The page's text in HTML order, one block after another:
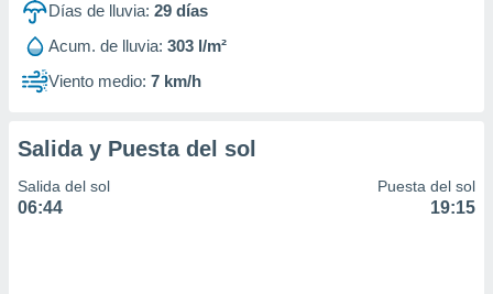
1199
Días de lluvia: 29 días
Acum. de lluvia: 303 l/m²
Viento medio: 7 km/h
Salida y Puesta del sol
Salida del sol
06:44
Puesta del sol
19:15